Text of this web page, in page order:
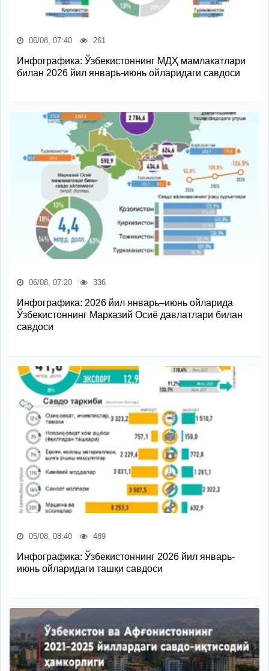
06/08, 07:40 261
Инфографика: Ўзбекистоннинг МДҲ мамлакатлари
билан 2026 йил январь-июнь ойларидаги савдоси
06/08, 07:20 336
Инфографика: 2026 йил январь–июнь ойларида
Ўзбекистоннинг Марказий Осиё давлатлари билан
савдоси
05/08, 08:40 489
Инфографика: Ўзбекистоннинг 2026 йил январь-
июнь ойларидаги ташқи савдоси